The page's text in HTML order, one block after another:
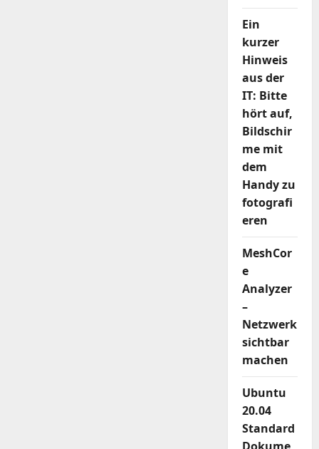
Ein
kurzer
Hinweis
aus der
IT: Bitte
hört auf,
Bildschir
me mit
dem
Handy zu
fotografi
eren
MeshCor
e
Analyzer
–
Netzwerk
sichtbar
machen
Ubuntu
20.04
Standard